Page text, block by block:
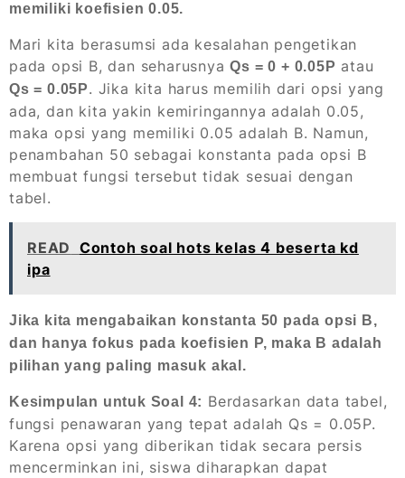
memiliki koefisien 0.05.
Mari kita berasumsi ada kesalahan pengetikan
pada opsi B, dan seharusnyaQs = 0 + 0.05P atau
Qs = 0.05P. Jika kita harus memilih dari opsi yang
ada, dan kita yakin kemiringannya adalah 0.05,
maka opsi yang memiliki 0.05 adalah B. Namun,
penambahan 50 sebagai konstanta pada opsi B
membuat fungsi tersebut tidak sesuai dengan
tabel.
READ Contoh soal hots kelas 4 beserta kd
ipa
Jika kita mengabaikan konstanta 50 pada opsi B,
dan hanya fokus pada koefisien P, maka B adalah
pilihan yang paling masuk akal.
Kesimpulan untuk Soal 4: Berdasarkan data tabel,
fungsi penawaran yang tepat adalah Qs = 0.05P.
Karena opsi yang diberikan tidak secara persis
mencerminkan ini, siswa diharapkan dapat